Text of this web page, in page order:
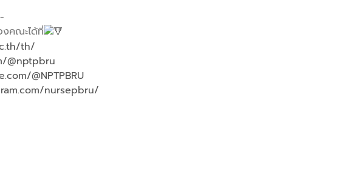
งคณะได้ที่
th/
@nptpbru
@NPTPBRU
nursepbru/